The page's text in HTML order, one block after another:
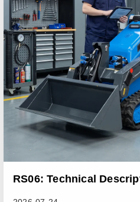
RS06: Technical